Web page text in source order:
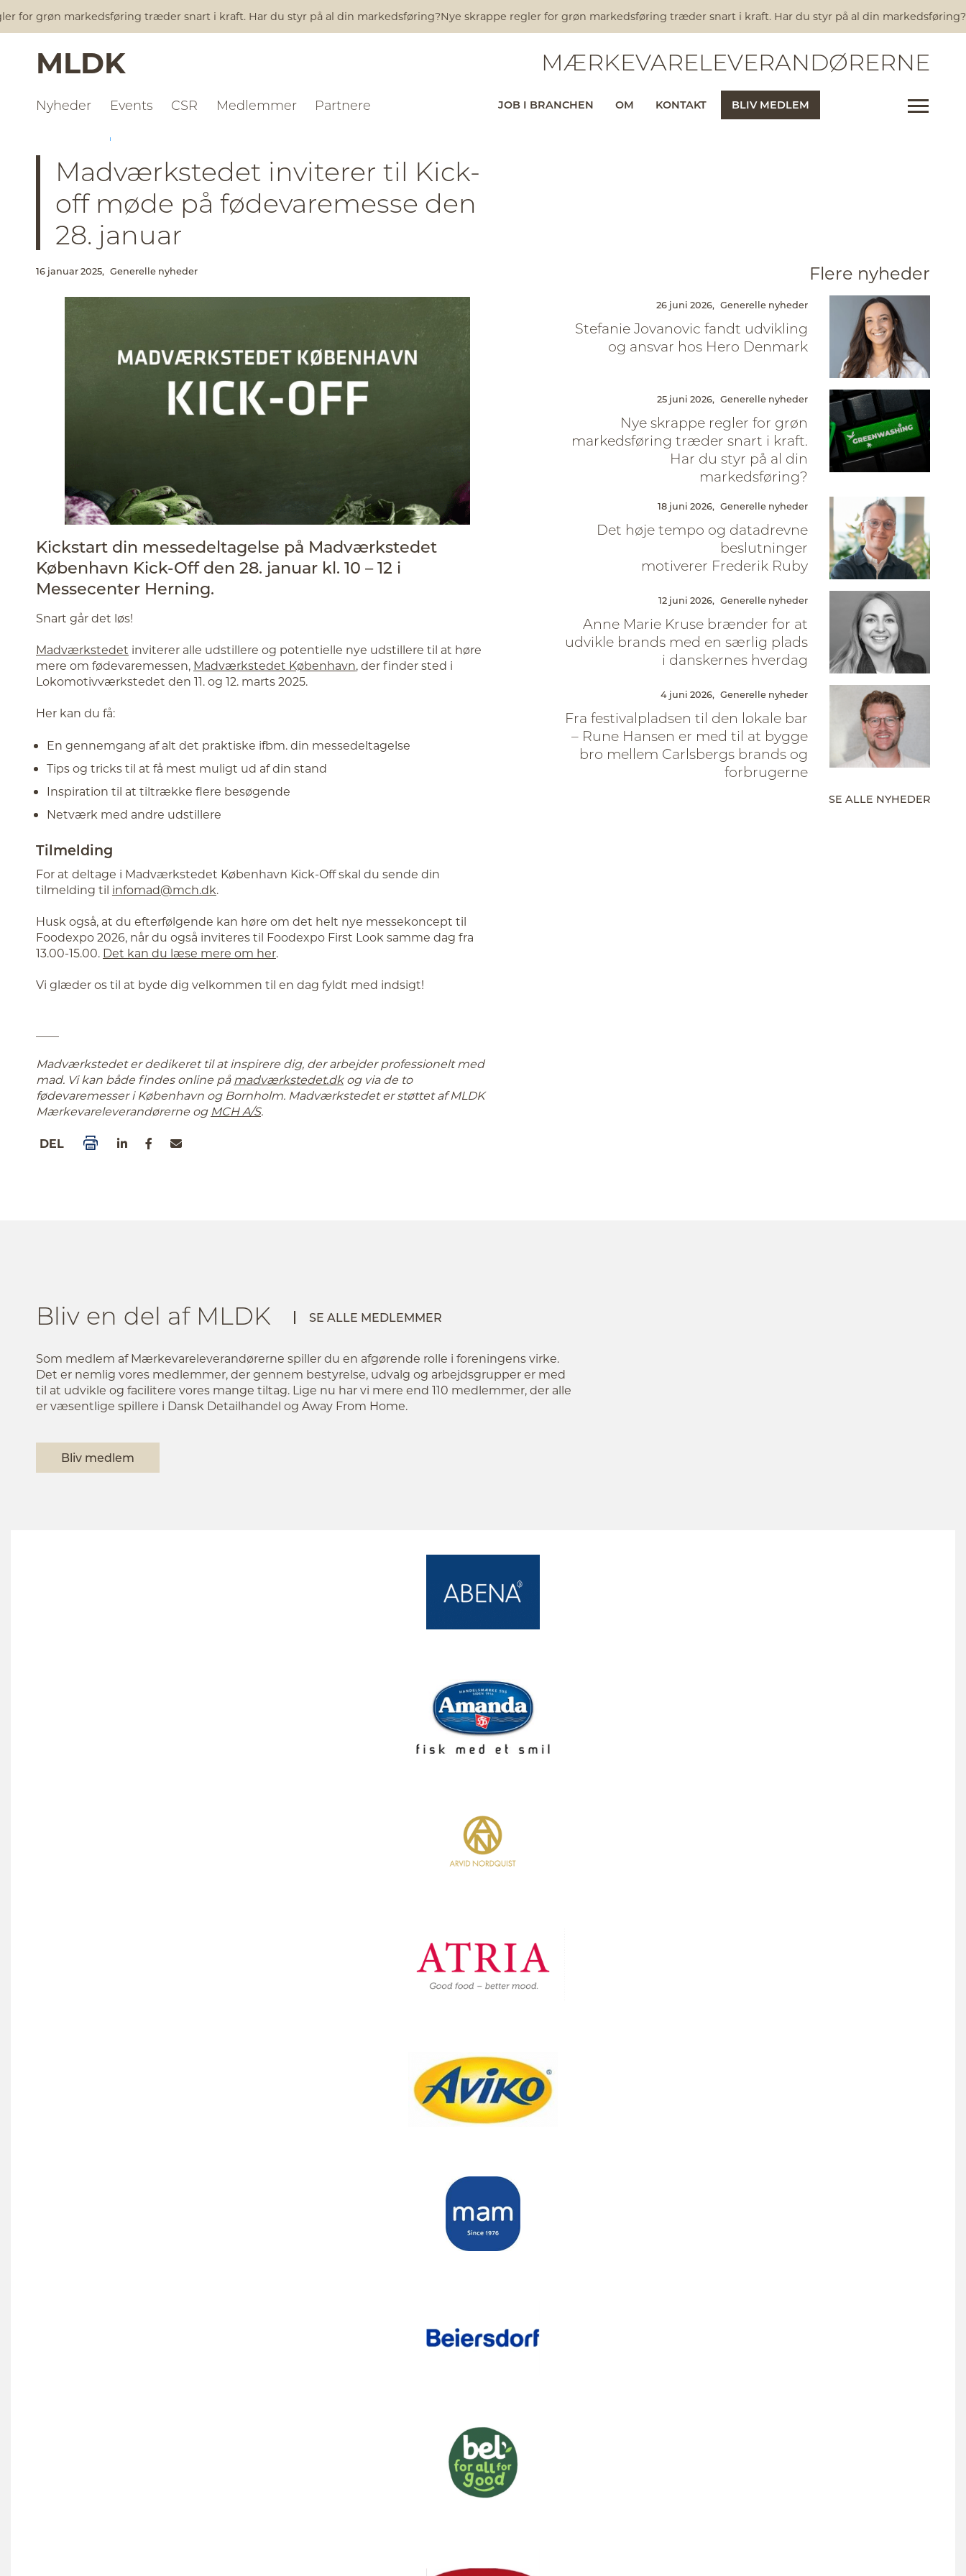
grøn markedsføring træder snart i kraft. Har du styr på al din markedsføring?Nye skrappe regler for grøn markedsføring træder snart i kraft. Har du styr på al din markedsføring?
MLDK MÆRKEVARELEVERANDØRERNE
Nyheder Events CSR Medlemmer Partnere JOB I BRANCHEN OM KONTAKT BLIV MEDLEM
Madværkstedet inviterer til Kick-
off møde på fødevaremesse den
28. januar
16 januar 2025, Generelle nyheder
Kickstart din messedeltagelse på Madværkstedet
København Kick-Off den 28. januar kl. 10 – 12 i
Messecenter Herning.
Snart går det løs!
Madværkstedet inviterer alle udstillere og potentielle nye udstillere til at høre
mere om fødevaremessen, Madværkstedet København, der finder sted i
Lokomotivværkstedet den 11. og 12. marts 2025.
Her kan du få:
En gennemgang af alt det praktiske ifbm. din messedeltagelse
Tips og tricks til at få mest muligt ud af din stand
Inspiration til at tiltrække flere besøgende
Netværk med andre udstillere
Tilmelding
For at deltage i Madværkstedet København Kick-Off skal du sende din
tilmelding til infomad@mch.dk.
Husk også, at du efterfølgende kan høre om det helt nye messekoncept til
Foodexpo 2026, når du også inviteres til Foodexpo First Look samme dag fra
13.00-15.00. Det kan du læse mere om her.
Vi glæder os til at byde dig velkommen til en dag fyldt med indsigt!
Madværkstedet er dedikeret til at inspirere dig, der arbejder professionelt med
mad. Vi kan både findes online påmadværkstedet.dkog via de to
fødevaremesser i København og Bornholm. Madværkstedet er støttet af MLDK
Mærkevareleverandørerne og MCH A/S.
DEL
Flere nyheder
26 juni 2026, Generelle nyheder
Stefanie Jovanovic fandt udvikling
og ansvar hos Hero Denmark
25 juni 2026, Generelle nyheder
Nye skrappe regler for grøn
markedsføring træder snart i kraft.
Har du styr på al din
markedsføring?
18 juni 2026, Generelle nyheder
Det høje tempo og datadrevne
beslutninger
motiverer Frederik Ruby
12 juni 2026, Generelle nyheder
Anne Marie Kruse brænder for at
udvikle brands med en særlig plads
i danskernes hverdag
4 juni 2026, Generelle nyheder
Fra festivalpladsen til den lokale bar
– Rune Hansen er med til at bygge
bro mellem Carlsbergs brands og
forbrugerne
SE ALLE NYHEDER
Bliv en del af MLDK SE ALLE MEDLEMMER
Som medlem af Mærkevareleverandørerne spiller du en afgørende rolle i foreningens virke.
Det er nemlig vores medlemmer, der gennem bestyrelse, udvalg og arbejdsgrupper er med
til at udvikle og facilitere vores mange tiltag. Lige nu har vi mere end 110 medlemmer, der alle
er væsentlige spillere i Dansk Detailhandel og Away From Home.
Bliv medlem